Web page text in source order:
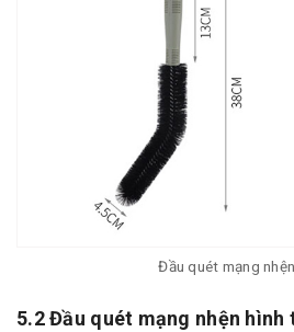
Đầu quét mạng
5.2 Đầu quét mạng nhện hình